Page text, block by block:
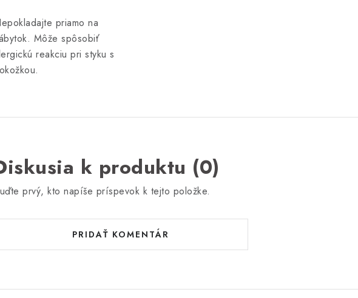
priamo na
Môže spôsobiť
reakciu pri styku s
k produktu (0)
prvý, kto napíše príspevok k tejto položke.
PRIDAŤ KOMENTÁR